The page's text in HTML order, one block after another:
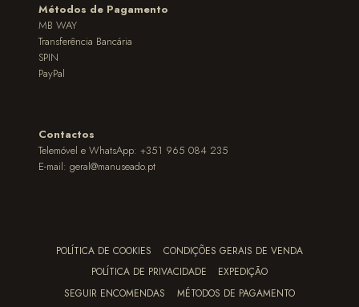
Métodos de Pagamento
MB WAY
Transferência Bancária
SPIN
PayPal
Contactos
Telemóvel e WhatsApp: +351 965 084 235
E-mail: geral@manuseado.pt
POLÍTICA DE COOKIES
CONDIÇÕES GERAIS DE VENDA
POLÍTICA DE PRIVACIDADE
EXPEDIÇÃO
SEGUIR ENCOMENDAS
MÉTODOS DE PAGAMENTO